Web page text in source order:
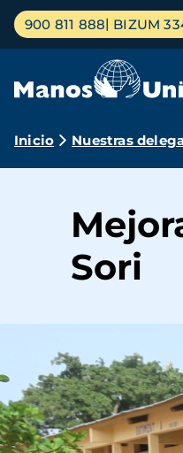
Pasar
contenido
Menú
principal
900 811 888 BIZUM
Ruta
Inicio Nuestras
Sori